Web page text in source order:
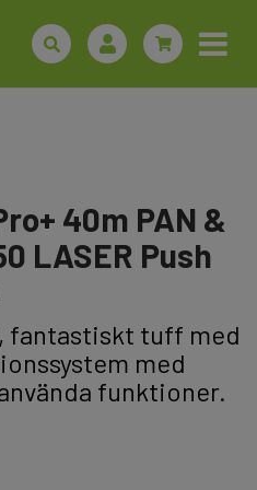
40m PAN &
LASER Push
fantastiskt tuff med
med
funktioner.